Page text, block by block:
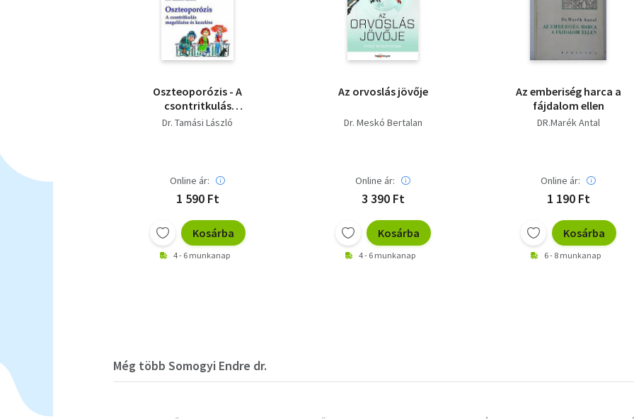
Oszteoporózis - A
csontritkulás
megelőzése és
Dr. Tamási László
Online ár:
1 590 Ft
Kosárba
4 - 6 munkanap
Az orvoslás jövője
Dr. Meskó Bertalan
Online ár:
3 390 Ft
Kosárba
4 - 6 munkanap
Az emberiség harca a
fájdalom ellen
DR.Marék Antal
Online ár:
1 190 Ft
Kosárba
6 - 8 munkanap
Még több Somogyi Endre dr.